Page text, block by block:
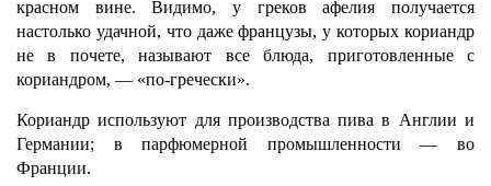
красном вине. Видимо, у греков афелия получается
настолько удачной, что даже французы, у которых кориандр
не в почете, называют все блюда, приготовленные с
кориандром, — «по-гречески».
Кориандр используют для производства пива в Англии и
Германии; в парфюмерной промышленности — во
Франции.